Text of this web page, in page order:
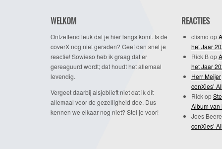
WELKOM
Ontzettend leuk dat je hier langs komt. Is de
coverX nog niet geraden? Geef dan snel je
reactie! Sowieso heb ik graag dat er
gereaguurd wordt; dat houdt het allemaal
levendig.
Vergeet daarbij alsjeblieft niet dat ik dit
allemaal voor de gezelligheid doe. Dus
kennen we elkaar nog niet? Stel je voor!
REACTIES
clismo op
het Jaar
Rick Bop
het Jaar
Herr Meijer
conXies’
Rickop
Album van
Joes
conXies’